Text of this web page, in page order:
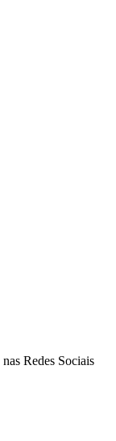
nas Redes Sociais